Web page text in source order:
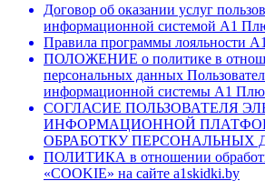
Договор об оказании услуг
информационной системой А1
Правила программы лояльности
ПОЛОЖЕНИЕ о политике в
персональных данных
информационной системы А1
СОГЛАСИЕ ПОЛЬЗОВАТЕЛЯ
ИНФОРМАЦИОННОЙ
ОБРАБОТКУ ПЕРСОНАЛЬНЫХ
ПОЛИТИКА в отношении
«COOKIE» на сайте a1skidki.by